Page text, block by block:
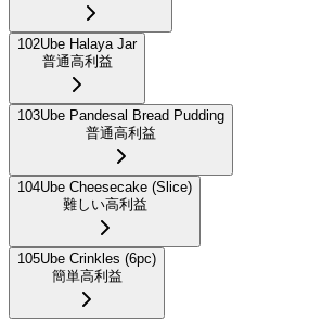
102Ube Halaya Jar
普通高利益
103Ube Pandesal Bread Pudding
普通高利益
104Ube Cheesecake (Slice)
難しい高利益
105Ube Crinkles (6pc)
簡単高利益